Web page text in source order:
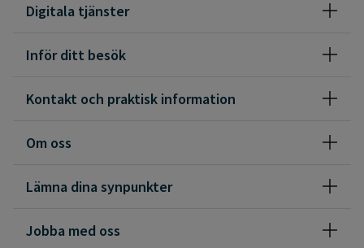
att genom telefonkonsultation hjälpa till med att hitta rätt
vårdnivå. Vårt upptagningsområde sträcker sig från Piteå
Arvidsjaur och Arjeplog.
Vi använder oss av CallMe, vilket innebär att vi ringer upp dig!
Digitala tjänster
Inför ditt besök
Kontakt och praktisk information
Om oss
Lämna dina synpunkter
Jobba med oss